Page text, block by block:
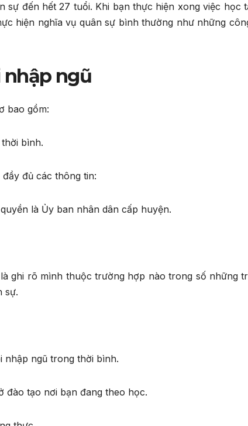
sự đến hết 27 tuổi. Khi bạn thực hiện xong việc học
hiện nghĩa vụ quân sự bình thường như những
nhập ngũ
bao gồm:
bình.
đủ các thông tin:
là Ủy ban nhân dân cấp huyện.
ghi rõ mình thuộc trường hợp nào trong số những
sự.
nhập ngũ trong thời bình.
đào tạo nơi bạn đang theo học.